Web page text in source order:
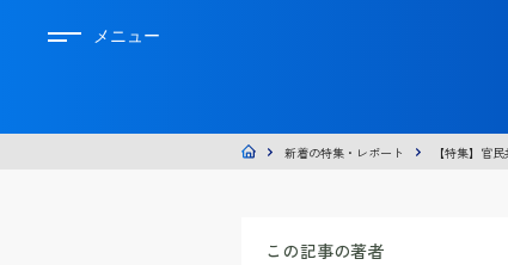
メニュー
新着の特集・レポート 【特集】官
この記事の著者